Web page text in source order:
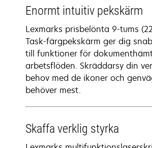
Enormt intuitiv pekskärm
Lexmarks prisbelönta 9-tums
Task-färgpekskärm ger dig
till funktioner för
arbetsflöden. Skräddarsy din
behov med de ikoner och
behöver mest.
Skaffa verklig styrka